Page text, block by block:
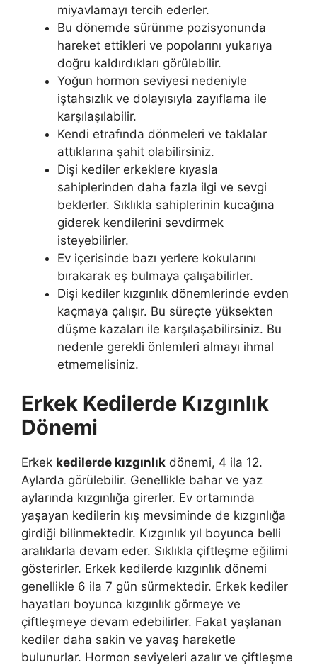
miyavlamayı tercih ederler.
Bu dönemde sürünme pozisyonunda
hareket ettikleri ve popolarını yukarıya
doğru kaldırdıkları görülebilir.
Yoğun hormon seviyesi nedeniyle
iştahsızlık ve dolayısıyla zayıflama ile
karşılaşılabilir.
Kendi etrafında dönmeleri ve taklalar
attıklarına şahit olabilirsiniz.
Dişi kediler erkeklere kıyasla
sahiplerinden daha fazla ilgi ve sevgi
beklerler. Sıklıkla sahiplerinin kucağına
giderek kendilerini sevdirmek
isteyebilirler.
Ev içerisinde bazı yerlere kokularını
bırakarak eş bulmaya çalışabilirler.
Dişi kediler kızgınlık dönemlerinde evden
kaçmaya çalışır. Bu süreçte yüksekten
düşme kazaları ile karşılaşabilirsiniz. Bu
nedenle gerekli önlemleri almayı ihmal
etmemelisiniz.
Erkek Kedilerde Kızgınlık
Dönemi
Erkek kedilerde kızgınlık dönemi, 4 ila 12.
Aylarda görülebilir. Genellikle bahar ve yaz
aylarında kızgınlığa girerler. Ev ortamında
yaşayan kedilerin kış mevsiminde de kızgınlığa
girdiği bilinmektedir. Kızgınlık yıl boyunca belli
aralıklarla devam eder. Sıklıkla çiftleşme eğilimi
gösterirler. Erkek kedilerde kızgınlık dönemi
genellikle 6 ila 7 gün sürmektedir. Erkek kediler
hayatları boyunca kızgınlık görmeye ve
çiftleşmeye devam edebilirler. Fakat yaşlanan
kediler daha sakin ve yavaş hareketle
bulunurlar. Hormon seviyeleri azalır ve çiftleşme